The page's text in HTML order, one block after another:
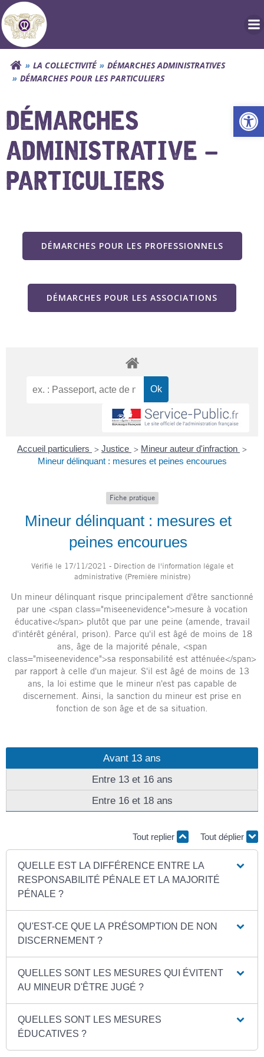
Aller
au
contenu
LA COLLECTIVITÉ
DÉMARCHES ADMINISTRATIVES
DÉMARCHES POUR LES PARTICULIERS
DÉMARCHES
ADMINISTRATIVE –
PARTICULIERS
DÉMARCHES POUR LES PROFESSIONNELS
DÉMARCHES POUR LES ASSOCIATIONS
Accueil particuliers > Justice > Mineur auteur d'infraction >
Mineur délinquant : mesures et peines encourues
Fiche pratique
Mineur délinquant : mesures et
peines encourues
Vérifié le 17/11/2021 - Direction de l'information légale et
administrative (Première ministre)
Un mineur délinquant risque principalement d'être sanctionné
par une <span class="miseenevidence">mesure à vocation
éducative</span> plutôt que par une peine (amende, travail
d'intérêt général, prison). Parce qu'il est âgé de moins de 18
ans, âge de la majorité pénale, <span
class="miseenevidence">sa responsabilité est atténuée</span>
par rapport à celle d'un majeur. S'il est âgé de moins de 13
ans, la loi estime que le mineur n'est pas capable de
discernement. Ainsi, la sanction du mineur est prise en
fonction de son âge et de sa situation.
Avant 13 ans
Entre 13 et 16 ans
Entre 16 et 18 ans
Tout replier Tout déplier
QUELLE EST LA DIFFÉRENCE ENTRE LA
RESPONSABILITÉ PÉNALE ET LA MAJORITÉ
PÉNALE ?
QU'EST-CE QUE LA PRÉSOMPTION DE NON
DISCERNEMENT ?
QUELLES SONT LES MESURES QUI ÉVITENT
AU MINEUR D'ÊTRE JUGÉ ?
QUELLES SONT LES MESURES
ÉDUCATIVES ?